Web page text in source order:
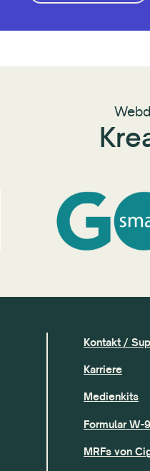
Kontakt /
Karriere
Medienkits
Formular W-9
MRFs von